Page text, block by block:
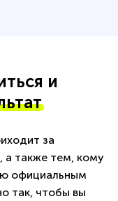
и
за
а также тем, кому
официальным
так, чтобы вы